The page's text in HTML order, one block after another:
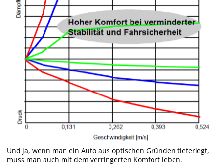
Und ja, wenn man ein Auto aus optischen Gründen tieferlegt,
muss man auch mit dem verringerten Komfort leben.